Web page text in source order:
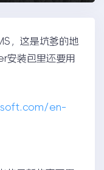
，这是坑爹的地
安装包里还要用
en-